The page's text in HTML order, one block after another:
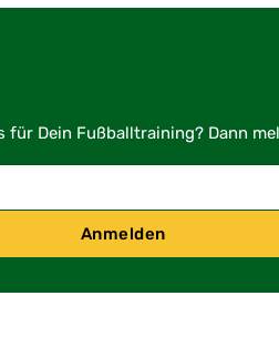
Dein Fußballtraining? Dann
Anmelden